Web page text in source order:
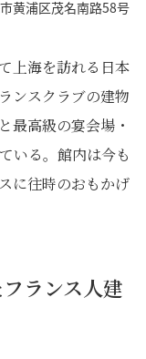
黄浦区茂名南路58号
上海を訪れる日本
ンスクラブの建物
最高級の宴会場・
いる。館内は今も
に往時のおもかげ
ランス人建